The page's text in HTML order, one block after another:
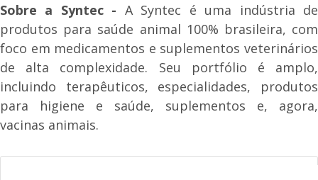
Sobre a Syntec - A Syntec é uma indústria de
produtos para saúde animal 100% brasileira, com
foco em medicamentos e suplementos veterinários
de alta complexidade. Seu portfólio é amplo,
incluindo terapêuticos, especialidades, produtos
para higiene e saúde, suplementos e, agora,
vacinas animais.